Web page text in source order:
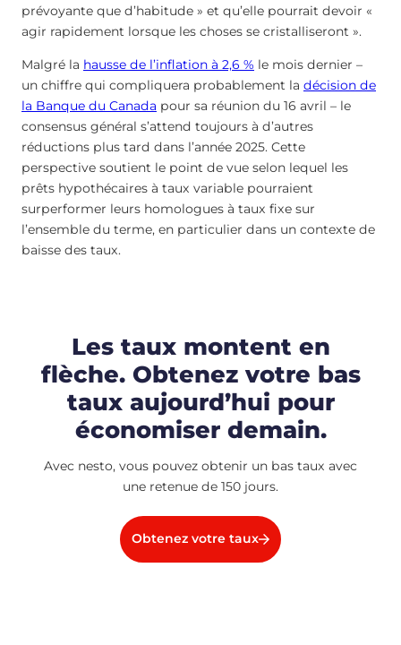
prévoyante que d’habitude » et qu’elle pourrait devoir «
agir rapidement lorsque les choses se cristalliseront ».
Malgré la hausse de l’inflation à 2,6 % le mois dernier –
un chiffre qui compliquera probablement la décision de
la Banque du Canada pour sa réunion du 16 avril – le
consensus général s’attend toujours à d’autres
réductions plus tard dans l’année 2025. Cette
perspective soutient le point de vue selon lequel les
prêts hypothécaires à taux variable pourraient
surperformer leurs homologues à taux fixe sur
l’ensemble du terme, en particulier dans un contexte de
baisse des taux.
Les taux montent en
flèche. Obtenez votre bas
taux aujourd’hui pour
économiser demain.
Avec nesto, vous pouvez obtenir un bas taux avec
une retenue de 150 jours.
Obtenez votre taux